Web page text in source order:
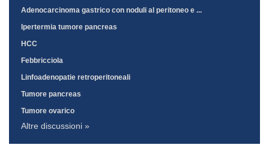
Adenocarcinoma gastrico con noduli al peritoneo e ...
Ipertermia tumore pancreas
HCC
Febbricciola
Linfoadenopatie retroperitoneali
Tumore pancreas
Tumore ovarico
Altre discussioni »